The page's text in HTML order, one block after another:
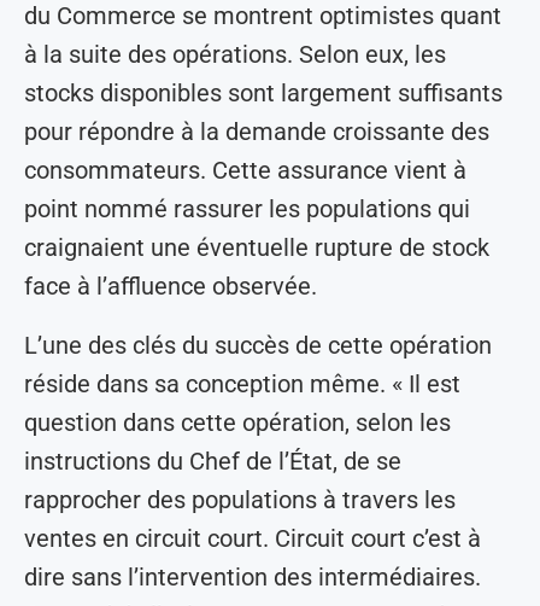
du Commerce se montrent optimistes quant
à la suite des opérations. Selon eux, les
stocks disponibles sont largement suffisants
pour répondre à la demande croissante des
consommateurs. Cette assurance vient à
point nommé rassurer les populations qui
craignaient une éventuelle rupture de stock
face à l’affluence observée.
L’une des clés du succès de cette opération
réside dans sa conception même. « Il est
question dans cette opération, selon les
instructions du Chef de l’État, de se
rapprocher des populations à travers les
ventes en circuit court. Circuit court c’est à
dire sans l’intervention des intermédiaires.